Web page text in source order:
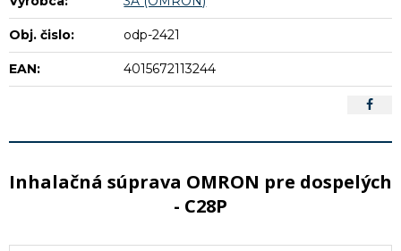
Obj. čislo: odp-2421
EAN: 4015672113244
Inhalačná súprava OMRON pre dospelých
- C28P